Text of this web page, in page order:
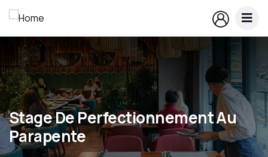
Stage De Perfectionnement Au
Parapente